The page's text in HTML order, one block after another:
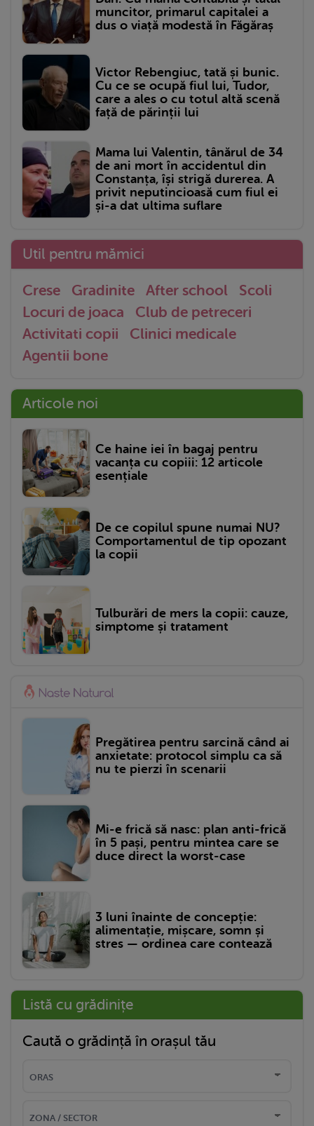
muncitor, primarul capitalei a
dus o viață modestă în Făgăraș
Victor Rebengiuc, tată și bunic.
Cu ce se ocupă fiul lui, Tudor,
care a ales o cu totul altă scenă
față de părinții lui
Mama lui Valentin, tânărul de 34
de ani mort în accidentul din
Constanța, își strigă durerea. A
privit neputincioasă cum fiul ei
și-a dat ultima suflare
Util pentru mămici
Crese Gradinite After school
Scoli
Locuri de joaca
Club de petreceri
Activitati copii
Clinici medicale
Agentii bone
Articole noi
Ce haine iei în bagaj pentru
vacanța cu copiii: 12 articole
esențiale
De ce copilul spune numai NU?
Comportamentul de tip opozant
la copii
Tulburări de mers la copii: cauze,
simptome și tratament
Pregătirea pentru sarcină când ai
anxietate: protocol simplu ca să
nu te pierzi în scenarii
Mi-e frică să nasc: plan anti-frică
în 5 pași, pentru mintea care se
duce direct la worst-case
3 luni înainte de concepție:
alimentație, mișcare, somn și
stres — ordinea care contează
Listă cu grădinițe
Caută o grădință în orașul tău